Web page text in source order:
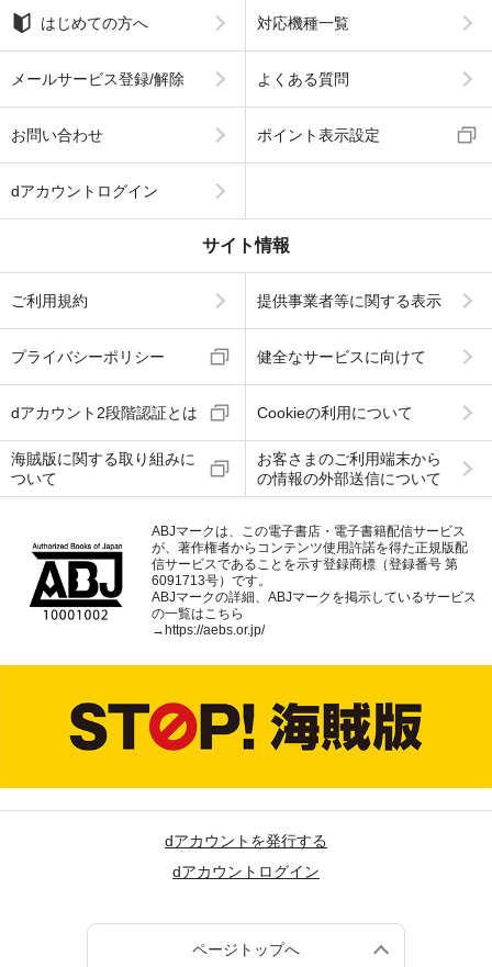
はじめての方へ 対応機種一覧
メールサービス登録/解除 よくある質問
お問い合わせ ポイント表示設定
dアカウントログイン
サイト情報
ご利用規約 提供事業者等に関する表示
プライバシーポリシー 健全なサービスに向けて
dアカウント2段階認証とは Cookieの利用について
海賊版に関する取り組みに
ついて
お客さまのご利用端末から
の情報の外部送信について
ABJマークは、この電子書店・電子書籍配信サービス
が、著作権者からコンテンツ使用許諾を得た正規版配
信サービスであることを示す登録商標（登録番号 第
6091713号）です。
ABJマークの詳細、ABJマークを掲示しているサービス
の一覧はこちら
→ https://aebs.or.jp/
dアカウントを発行する
dアカウントログイン
ページトップへ